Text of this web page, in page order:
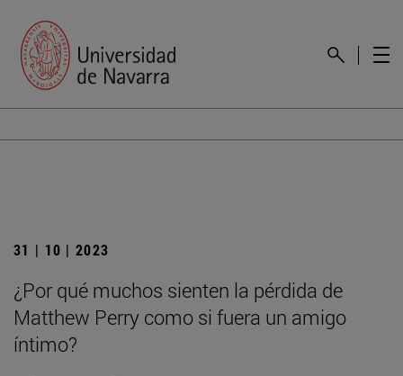
31 | 10 | 2023
¿Por qué muchos sienten la pérdida de
Matthew Perry como si fuera un amigo
íntimo?